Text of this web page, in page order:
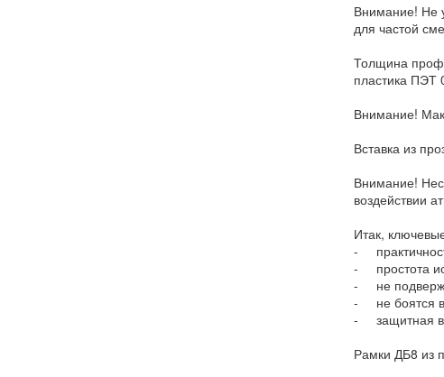
Внимание! Не
для частой
Толщина
пластика ПЭТ
Внимание!
Вставка из
Внимание!
воздействии
Итак,
-
- простота
- не
- не боятся
- защитная
Рамки ДБ8 из